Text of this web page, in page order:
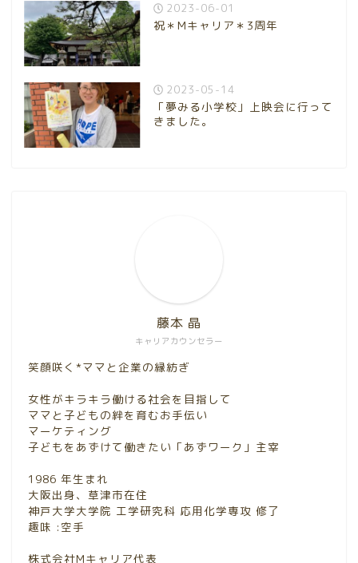
2023-06-01
祝＊Mキャリア＊3周年
2023-05-14
「夢みる小学校」上映会に行って
きました。
キャリアカウンセラー
藤本 晶
笑顔咲く*ママと企業の縁紡ぎ
女性がキラキラ働ける社会を目指して
ママと子どもの絆を育むお手伝い
マーケティング
子どもをあずけて働きたい「あずワーク」主宰
1986 年生まれ
大阪出身、草津市在住
神戸大学大学院 工学研究科 応用化学専攻 修了
趣味 :空手
株式会社Mキャリア代表